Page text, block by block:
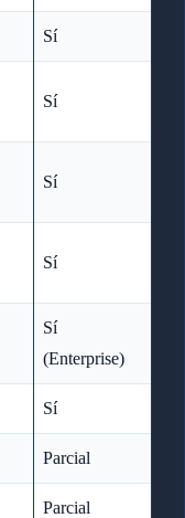
Sí
Sí
Sí
Sí
Sí
(Enterprise)
Sí
Parcial
Parcial